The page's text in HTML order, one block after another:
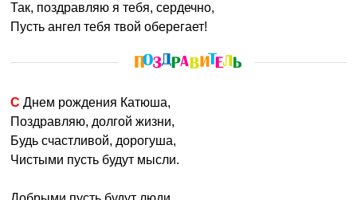
Так, поздравляю я тебя, сердечно,
Пусть ангел тебя твой оберегает!
С Днем рождения Катюша,
Поздравляю, долгой жизни,
Будь счастливой, дорогуша,
Чистыми пусть будут мысли.